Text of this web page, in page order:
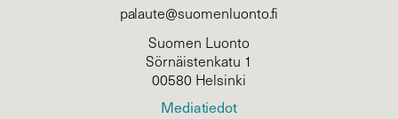
palaute@suomenluonto.fi
Suomen Luonto
Sörnäistenkatu 1
00580 Helsinki
Mediatiedot